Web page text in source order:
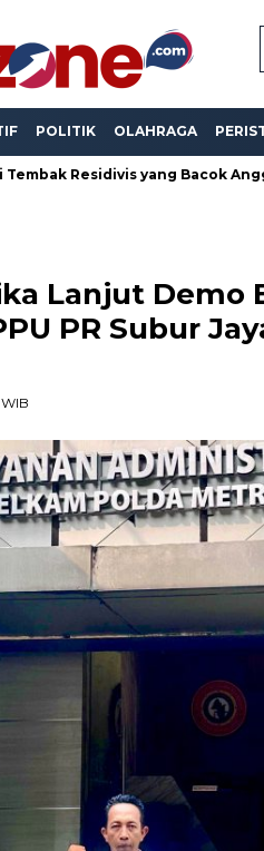
POLITIK OLAHRAGA
yang Bacok Anggota Polda
Lanjut Demo
PR Subur
WIB